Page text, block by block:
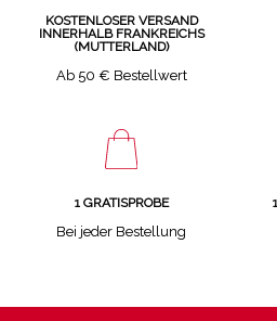
KOSTENLOSER VERSAND
INNERHALB FRANKREICHS
(MUTTERLAND)
Ab 50 € Bestellwert
1 GRATISPROBE
Bei jeder Bestellung